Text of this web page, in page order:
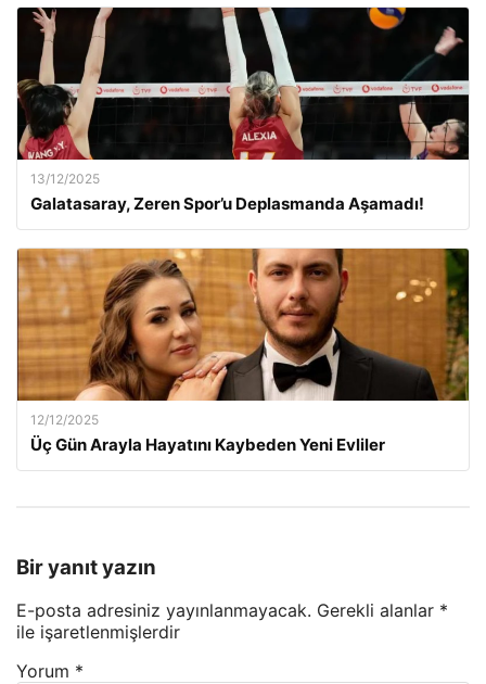
13/12/2025
Galatasaray, Zeren Spor’u Deplasmanda Aşamadı!
12/12/2025
Üç Gün Arayla Hayatını Kaybeden Yeni Evliler
Bir yanıt yazın
E-posta adresiniz yayınlanmayacak. Gerekli alanlar *
ile işaretlenmişlerdir
Yorum *